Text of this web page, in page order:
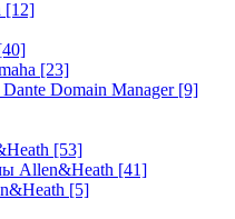
[12]
[23]
Domain Manager [9]
[53]
Allen&Heath [41]
[5]